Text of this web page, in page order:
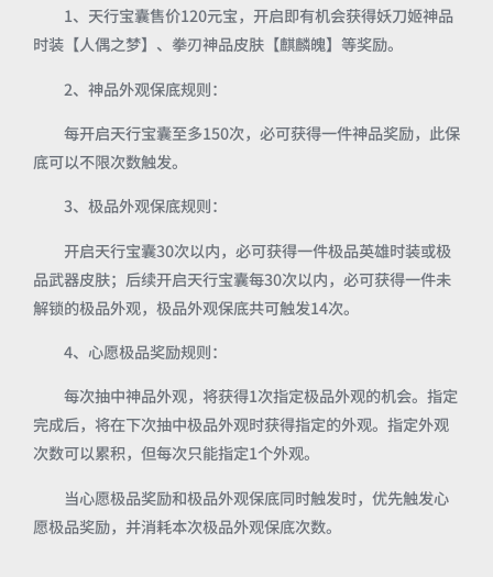
1、天行宝囊售价120元宝，开启即有机会获得妖刀姬神品
时装【人偶之梦】、拳刃神品皮肤【麒麟魄】等奖励。
2、神品外观保底规则：
每开启天行宝囊至多150次，必可获得一件神品奖励，此保
底可以不限次数触发。
3、极品外观保底规则：
开启天行宝囊30次以内，必可获得一件极品英雄时装或极
品武器皮肤；后续开启天行宝囊每30次以内，必可获得一件未
解锁的极品外观，极品外观保底共可触发14次。
4、心愿极品奖励规则：
每次抽中神品外观，将获得1次指定极品外观的机会。指定
完成后，将在下次抽中极品外观时获得指定的外观。指定外观
次数可以累积，但每次只能指定1个外观。
当心愿极品奖励和极品外观保底同时触发时，优先触发心
愿极品奖励，并消耗本次极品外观保底次数。